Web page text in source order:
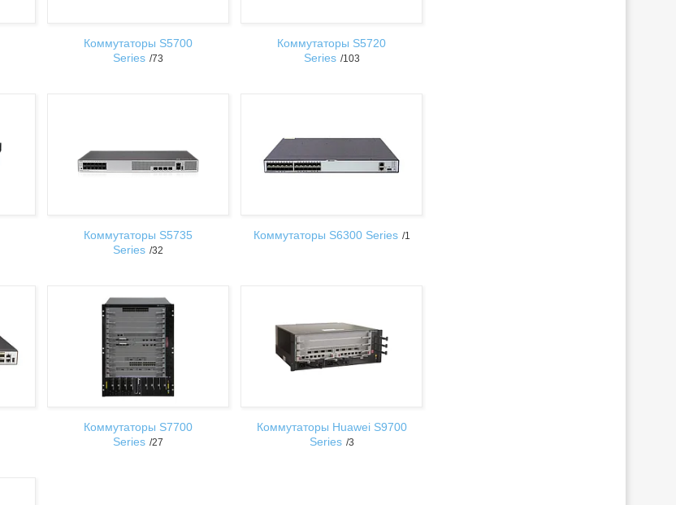
Коммутаторы S5700
Series 73
Коммутаторы S5720
Series 103
Коммутаторы S5735
Series 32
Коммутаторы S6300 Series 1
Коммутаторы S7700
Series 27
Коммутаторы Huawei S9700
Series 3